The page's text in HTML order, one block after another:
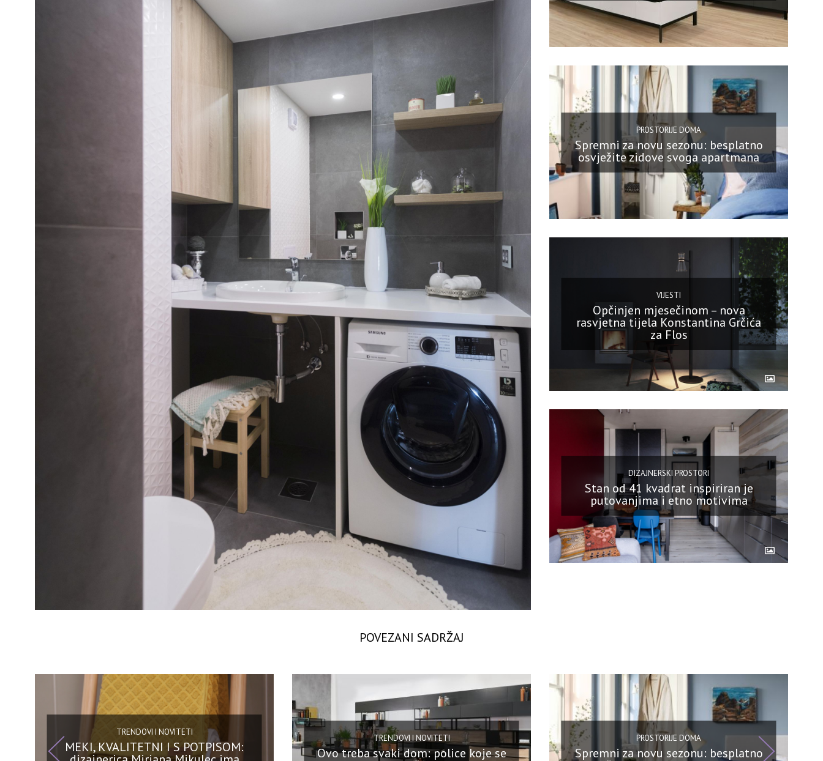
PROSTORIJE DOMA
Spremni za novu sezonu: besplatno
osvježite zidove svoga apartmana
VIJESTI
Opčinjen mjesečinom – nova
rasvjetna tijela Konstantina Grčića
za Flos
DIZAJNERSKI PROSTORI
Stan od 41 kvadrat inspiriran je
putovanjima i etno motivima
POVEZANI SADRŽAJ
TRENDOVI I NOVITETI
MEKI, KVALITETNI I S POTPISOM:
TRENDOVI I NOVITETI
Ovo treba svaki dom: police koje se
PROSTORIJE DOMA
Spremni za novu sezonu: besplatno